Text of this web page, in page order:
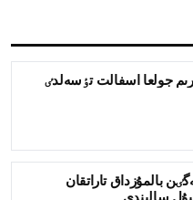
بالمۇزداق تاراتقان